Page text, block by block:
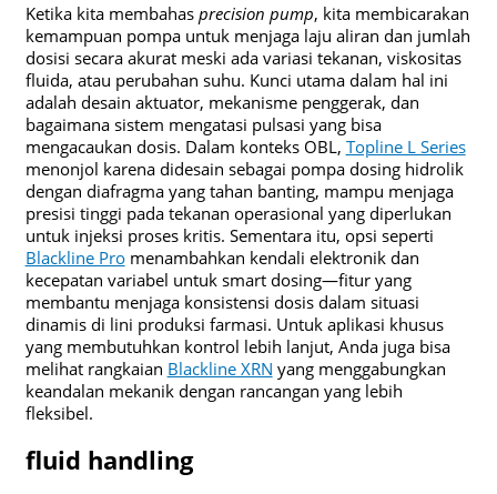
Ketika kita membahas precision pump, kita membicarakan
kemampuan pompa untuk menjaga laju aliran dan jumlah
dosisi secara akurat meski ada variasi tekanan, viskositas
fluida, atau perubahan suhu. Kunci utama dalam hal ini
adalah desain aktuator, mekanisme penggerak, dan
bagaimana sistem mengatasi pulsasi yang bisa
mengacaukan dosis. Dalam konteks OBL, Topline L Series
menonjol karena didesain sebagai pompa dosing hidrolik
dengan diafragma yang tahan banting, mampu menjaga
presisi tinggi pada tekanan operasional yang diperlukan
untuk injeksi proses kritis. Sementara itu, opsi seperti
Blackline Promenambahkan kendali elektronik dan
kecepatan variabel untuk smart dosing—fitur yang
membantu menjaga konsistensi dosis dalam situasi
dinamis di lini produksi farmasi. Untuk aplikasi khusus
yang membutuhkan kontrol lebih lanjut, Anda juga bisa
melihat rangkaian Blackline XRN yang menggabungkan
keandalan mekanik dengan rancangan yang lebih
fleksibel.
fluid handling